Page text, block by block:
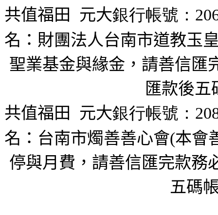
共值福田
元大銀行帳號：
名：財團法人台南市道教玉
聖業基金與緣金，請善信匯
匯款後五
共值福田
元大銀行帳號：
名：台南市燭善善心會(本會
停與月費，請善信匯完款務
五碼